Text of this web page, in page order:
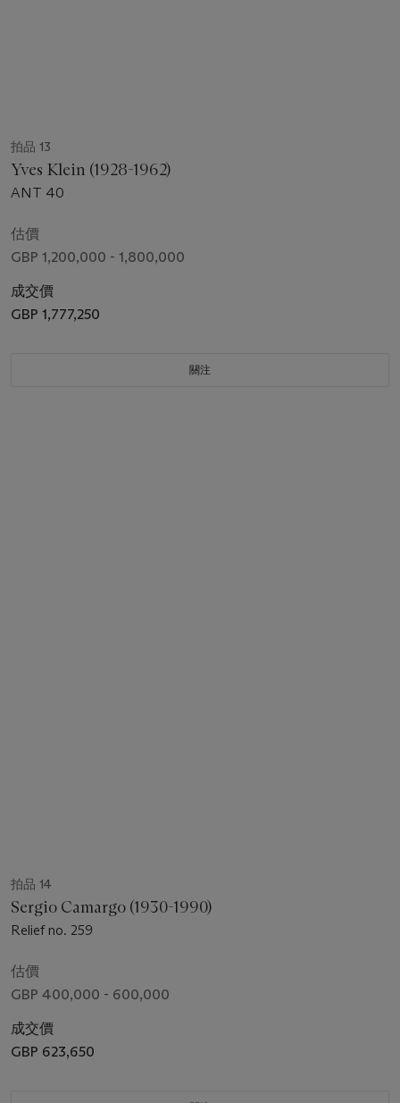
拍品 13
Yves Klein (1928-1962)
ANT 40
估價
GBP 1,200,000 - 1,800,000
成交價
GBP 1,777,250
關注
拍品 14
Sergio Camargo (1930-1990)
Relief no. 259
估價
GBP 400,000 - 600,000
成交價
GBP 623,650